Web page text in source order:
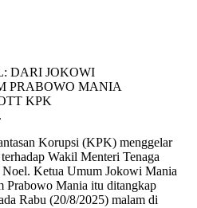
Korupsi (KPK) menggelar
Wakil Menteri Tenaga
Noel. Ketua Umum Jokowi Mania
Prabowo Mania itu ditangkap
Rabu (20/8/2025) malam di